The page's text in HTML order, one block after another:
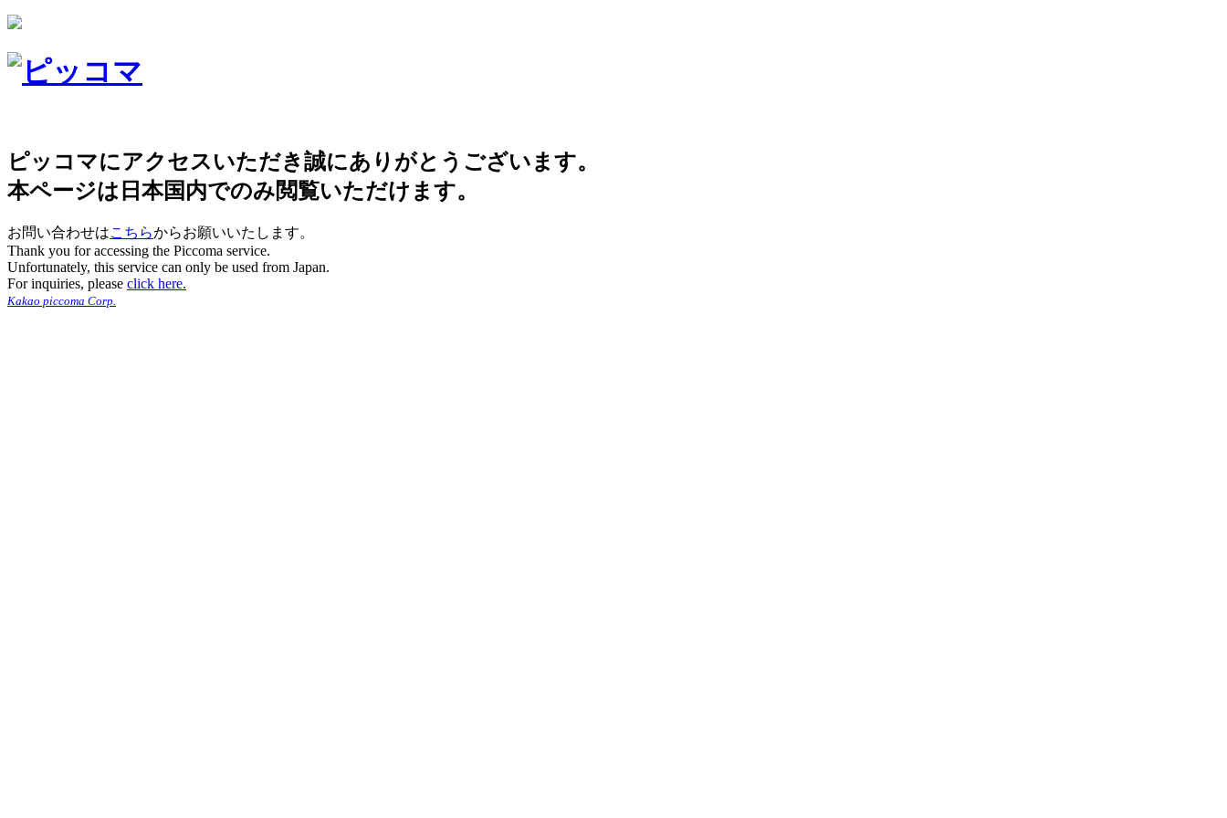
ピッコマにアクセスいただき誠にありがとうございます。
本ページは日本国内でのみ閲覧いただけます。
お問い合わせはこちらからお願いいたします。
Thank you for accessing the Piccoma service.
Unfortunately, this service can only be used from Japan.
For inquiries, please click here.
Kakao piccoma Corp.